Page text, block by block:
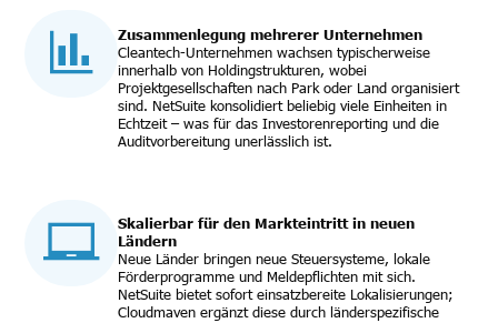
Zusammenlegung mehrerer Unternehmen
Cleantech-Unternehmen wachsen typischerweise
innerhalb von Holdingstrukturen, wobei
Projektgesellschaften nach Park oder Land organisiert
sind. NetSuite konsolidiert beliebig viele Einheiten in
Echtzeit – was für das Investorenreporting und die
Auditvorbereitung unerlässlich ist.
Skalierbar für den Markteintritt in neuen
Ländern
Neue Länder bringen neue Steuersysteme, lokale
Förderprogramme und Meldepflichten mit sich.
NetSuite bietet sofort einsatzbereite Lokalisierungen;
Cloudmaven ergänzt diese durch länderspezifische